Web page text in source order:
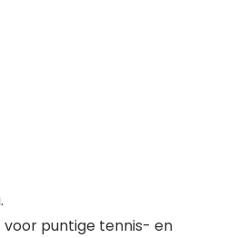
voor puntige tennis- en